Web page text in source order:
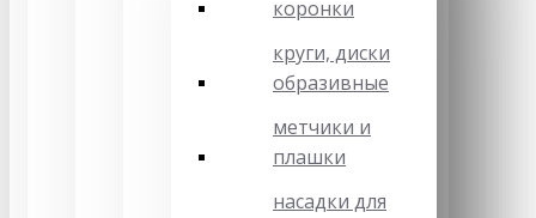
коронки
круги, диски
образивные
метчики и
плашки
насадки для